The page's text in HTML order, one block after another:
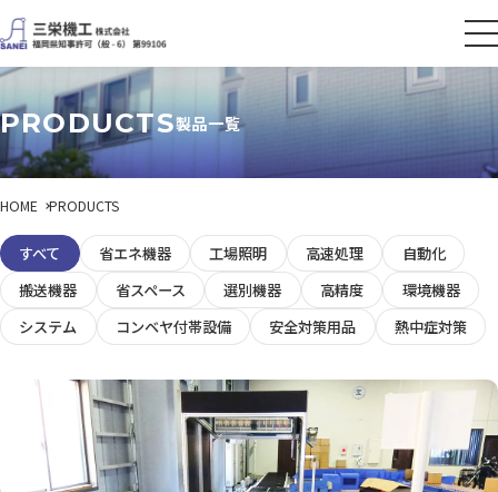
PRODUCTS製品一覧
HOME PRODUCTS
すべて 省エネ機器 工場照明 高速処理
自動化
搬送機器
省スペース 選別機器 高精度
環境機器
システム
コンベヤ付帯設備 安全対策用品 熱中症対策